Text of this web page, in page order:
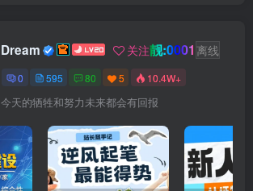
Dream 关注靓:0001 离线
0 595 80 5 10.4W+
今天的牺牲和努力未来都会有回报